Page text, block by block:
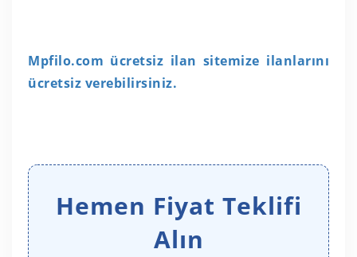
Mpfilo.com ücretsiz ilan sitemize ilanlarını
ücretsiz verebilirsiniz.
Hemen Fiyat Teklifi
Alın